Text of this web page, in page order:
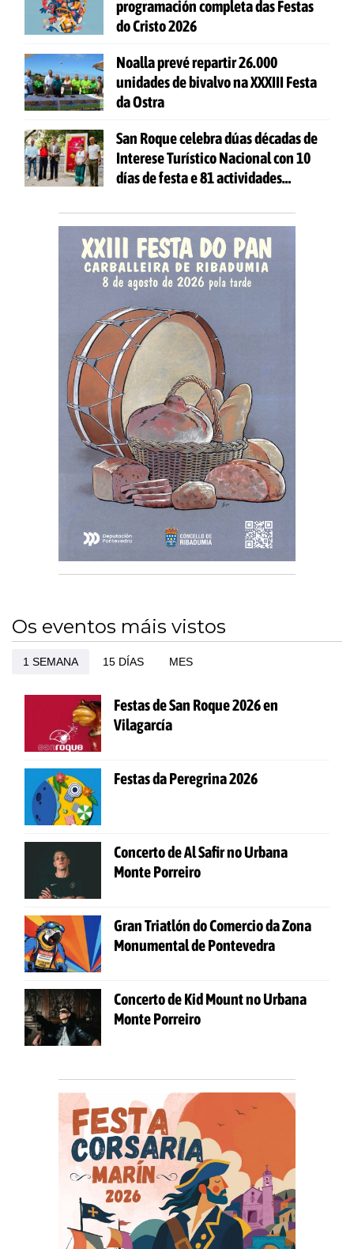
programación completa das Festas
do Cristo 2026
Noalla prevé repartir 26.000
unidades de bivalvo na XXXIII Festa
da Ostra
San Roque celebra dúas décadas de
Interese Turístico Nacional con 10
días de festa e 81 actividades
Os eventos máis vistos
1 SEMANA 15 DÍAS MES
Festas de San Roque 2026 en
Vilagarcía
Festas da Peregrina 2026
Concerto de Al Safir no Urbana
Monte Porreiro
Gran Triatlón do Comercio da Zona
Monumental de Pontevedra
Concerto de Kid Mount no Urbana
Monte Porreiro